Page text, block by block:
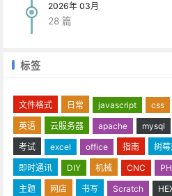
2026年 03月
28 篇
标签
文件格式 日常 javascript css
英语
云服务器 apache mysql
考试
excel office 指南 树
即时通讯
DIY 机械 CNC
主题
网店 书写 Scratch